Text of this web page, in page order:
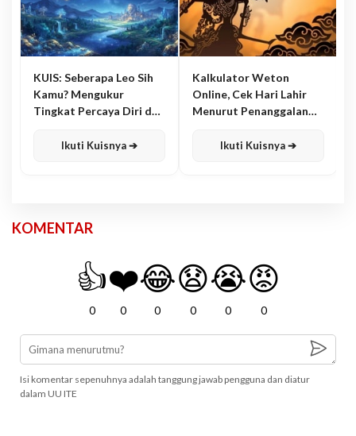
KUIS: Seberapa Leo Sih
Kamu? Mengukur
Tingkat Percaya Diri dan
Ikuti Kuisnya ➔
Kalkulator Weton
Online, Cek Hari Lahir
Menurut Penanggalan
Ikuti Kuisnya ➔
KOMENTAR
👍
0
❤️
0
😂
0
😧
0
😭
0
😡
0
Isi komentar sepenuhnya adalah tanggung jawab pengguna dan diatur
dalam UU ITE